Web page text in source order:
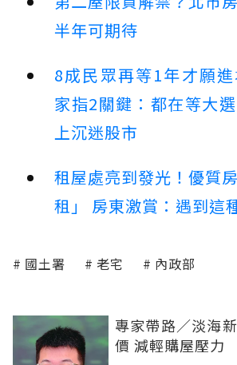
半年可期待
8成民眾再等1年才願
家指2關鍵：都在等大
上沉迷股市
租屋處亮到發光！優質
租」 房東激賞：遇到這
國土署 老宅 內政部
專家帶路／淡海
價 減輕購屋壓力